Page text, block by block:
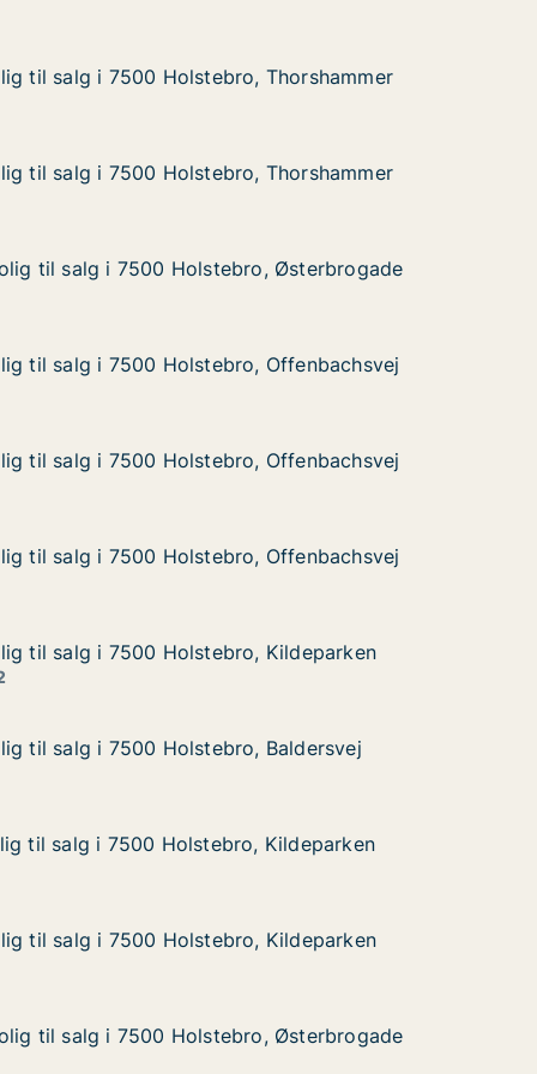
Holstebro, Thorshammer
til salg i 7500 Holstebro, Thorshammer
til salg i 7500 Holstebro, Thorshammer
Holstebro, Thorshammer
til salg i 7500 Holstebro, Thorshammer
til salg i 7500 Holstebro, Thorshammer
Østerbrogade
i 7500 Holstebro, Østerbrogade
til salg i 7500 Holstebro, Østerbrogade
til salg i 7500 Holstebro, Østerbrogade
7500 Holstebro, Offenbachsvej
til salg i 7500 Holstebro, Offenbachsvej
til salg i 7500 Holstebro, Offenbachsvej
7500 Holstebro, Offenbachsvej
til salg i 7500 Holstebro, Offenbachsvej
til salg i 7500 Holstebro, Offenbachsvej
7500 Holstebro, Offenbachsvej
til salg i 7500 Holstebro, Offenbachsvej
til salg i 7500 Holstebro, Offenbachsvej
7500 Holstebro, Kildeparken
til salg i 7500 Holstebro, Kildeparken
til salg i 7500 Holstebro, Kildeparken
Holstebro, Baldersvej
til salg i 7500 Holstebro, Baldersvej
til salg i 7500 Holstebro, Baldersvej
Holstebro, Kildeparken
til salg i 7500 Holstebro, Kildeparken
til salg i 7500 Holstebro, Kildeparken
7500 Holstebro, Kildeparken
til salg i 7500 Holstebro, Kildeparken
til salg i 7500 Holstebro, Kildeparken
Østerbrogade
i 7500 Holstebro, Østerbrogade
til salg i 7500 Holstebro, Østerbrogade
til salg i 7500 Holstebro, Østerbrogade